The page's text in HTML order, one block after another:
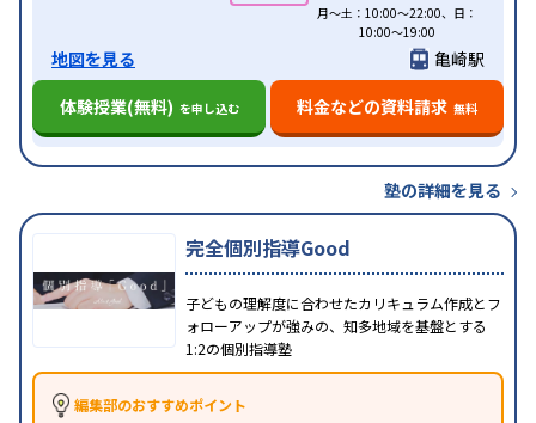
月〜土：10:00〜22:00、日：
10:00〜19:00
地図を見る
亀崎駅
体験授業(無料) を申し込む 料金などの資料請求 無料
塾の詳細を見る
完全個別指導Good
子どもの理解度に合わせたカリキュラム作成とフ
ォローアップが強みの、知多地域を基盤とする
1:2の個別指導塾
編集部のおすすめポイント